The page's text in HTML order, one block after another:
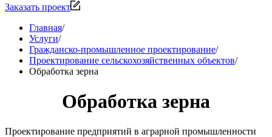
Заказать проект
Главная/
Услуги/
Гражданско-промышленное проектирование/
Проектирование сельскохозяйственных объектов/
Обработка зерна
Обработка зерна
Проектирование предприятий в аграрной промышленности